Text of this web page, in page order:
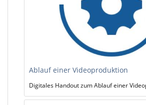
Ablauf einer Videoproduktion
Digitales Handout zum Ablauf einer